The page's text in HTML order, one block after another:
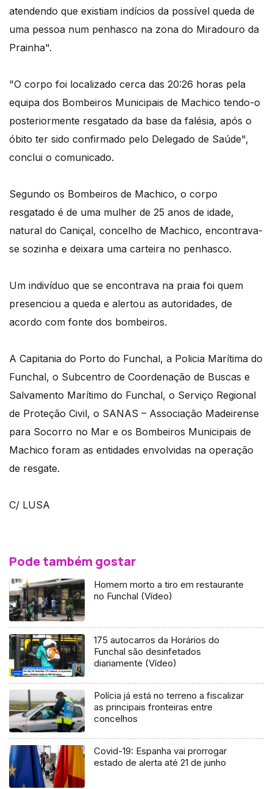
atendendo que existiam indícios da possível queda de
uma pessoa num penhasco na zona do Miradouro da
Prainha".
"O corpo foi localizado cerca das 20:26 horas pela
equipa dos Bombeiros Municipais de Machico tendo-o
posteriormente resgatado da base da falésia, após o
óbito ter sido confirmado pelo Delegado de Saúde",
conclui o comunicado.
Segundo os Bombeiros de Machico, o corpo
resgatado é de uma mulher de 25 anos de idade,
natural do Caniçal, concelho de Machico, encontrava-
se sozinha e deixara uma carteira no penhasco.
Um indivíduo que se encontrava na praia foi quem
presenciou a queda e alertou as autoridades, de
acordo com fonte dos bombeiros.
A Capitania do Porto do Funchal, a Policia Marítima do
Funchal, o Subcentro de Coordenação de Buscas e
Salvamento Marítimo do Funchal, o Serviço Regional
de Proteção Civil, o SANAS – Associação Madeirense
para Socorro no Mar e os Bombeiros Municipais de
Machico foram as entidades envolvidas na operação
de resgate.
C/ LUSA
Pode também gostar
Homem morto a tiro em restaurante
no Funchal (Vídeo)
175 autocarros da Horários do
Funchal são desinfetados
diariamente (Vídeo)
Polícia já está no terreno a fiscalizar
as principais fronteiras entre
concelhos
Covid-19: Espanha vai prorrogar
estado de alerta até 21 de junho